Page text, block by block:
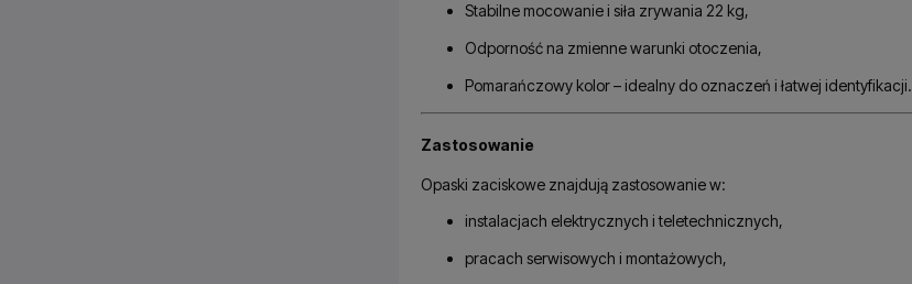
Stabilne mocowanie i siła zrywania 22 kg,
Odporność na zmienne warunki otoczenia,
Pomarańczowy kolor – idealny do oznaczeń i łatwej identyfikacji.
Zastosowanie
Opaski zaciskowe znajdują zastosowanie w:
instalacjach elektrycznych i teletechnicznych,
pracach serwisowych i montażowych,